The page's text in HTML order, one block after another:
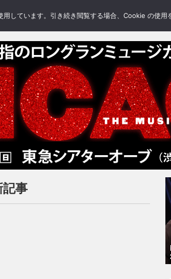
FEATURE
事
しています。引き続き閲覧する場合、Cookie の使用